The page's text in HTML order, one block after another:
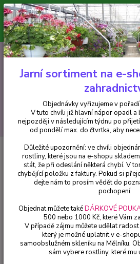
Minimální hodnota pro odeslání z
V tuto chvíli již hlavní nápor objednávek
nejpozději v následujícím týdnu po
vyřizujeme v pořadí, v
CZK
+420 602 223 614
Fuchsie
Leon Pauwels Fuchsie (Šl.
prodejně
Leon Pauwels
Bree, NL, 2004) -
prodejně
Jarní sortiment na e-
Objednávky vyřizujeme v
V tuto chvíli již hlavní nápor opadl a
nejpozději v následujícím týdnu po
od pondělí max. do čtvrtka, aby
Důležité upozornění: ve chvíli
rostliny, které jsou na e-shopu
stát, že při odeslání některá chybí. V
chybějící položku z faktury. Pokud si
dejte nám to prosím vědět do
pochopení.
Objednat můžete takéDÁRKOVÉ
500 nebo 1000 Kč, které Vám
V případě zájmu můžete udělat
který je možné uplatnit v e-
samoobslužném skleníku na Mělníku.
sám vybere rostliny, které mu